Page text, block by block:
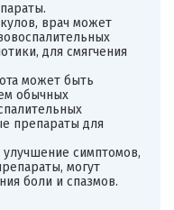
врач может
для смягчения
может быть
обычных
препараты для
симптомов,
могут
боли и спазмов.